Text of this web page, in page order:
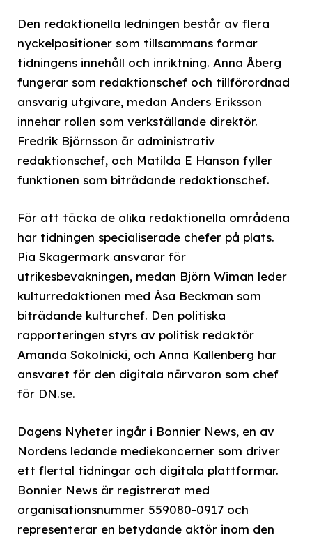
Den redaktionella ledningen består av flera
nyckelpositioner som tillsammans formar
tidningens innehåll och inriktning. Anna Åberg
fungerar som redaktionschef och tillförordnad
ansvarig utgivare, medan Anders Eriksson
innehar rollen som verkställande direktör.
Fredrik Björnsson är administrativ
redaktionschef, och Matilda E Hanson fyller
funktionen som biträdande redaktionschef.
För att täcka de olika redaktionella områdena
har tidningen specialiserade chefer på plats.
Pia Skagermark ansvarar för
utrikesbevakningen, medan Björn Wiman leder
kulturredaktionen med Åsa Beckman som
biträdande kulturchef. Den politiska
rapporteringen styrs av politisk redaktör
Amanda Sokolnicki, och Anna Kallenberg har
ansvaret för den digitala närvaron som chef
för DN.se.
Dagens Nyheter ingår i Bonnier News, en av
Nordens ledande mediekoncerner som driver
ett flertal tidningar och digitala plattformar.
Bonnier News är registrerat med
organisationsnummer 559080-0917 och
representerar en betydande aktör inom den